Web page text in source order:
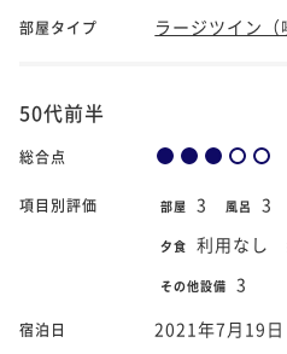
部屋タイプ ラージツイン（
50代前半
総合点
項目別評価 部屋 3 風呂 3
夕食 利用なし
その他設備 3
宿泊日 2021年7月19日